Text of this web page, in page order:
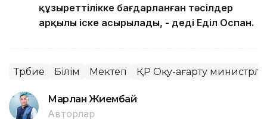
құзыреттілікке бағдарланған тәсілдер
арқылы іске асырылады, - деді Еділ Оспан.
Тәрбие Білім Мектеп ҚР Оқу-ағарту
Марлан Жиембай
Авторлар